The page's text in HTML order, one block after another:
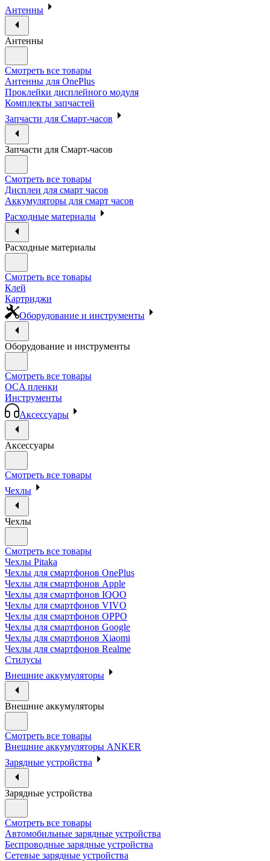
Антенны
Антенны
Смотреть все товары
Антенны для OnePlus
Проклейки дисплейного модуля
Комплекты запчастей
Запчасти для Смарт-часов
Запчасти для Смарт-часов
Смотреть все товары
Дисплеи для смарт часов
Аккумуляторы для смарт часов
Расходные материалы
Расходные материалы
Смотреть все товары
Клей
Картриджи
Оборудование и инструменты
Оборудование и инструменты
Смотреть все товары
OCA пленки
Инструменты
Аксессуары
Аксессуары
Смотреть все товары
Чехлы
Чехлы
Смотреть все товары
Чехлы Pitaka
Чехлы для смартфонов OnePlus
Чехлы для смартфонов Apple
Чехлы для смартфонов IQOO
Чехлы для смартфонов VIVO
Чехлы для смартфонов OPPO
Чехлы для смартфонов Google
Чехлы для смартфонов Xiaomi
Чехлы для смартфонов Realme
Стилусы
Внешние аккумуляторы
Внешние аккумуляторы
Смотреть все товары
Внешние аккумуляторы ANKER
Зарядные устройства
Зарядные устройства
Смотреть все товары
Автомобильные зарядные устройства
Беспроводные зарядные устройства
Сетевые зарядные устройства